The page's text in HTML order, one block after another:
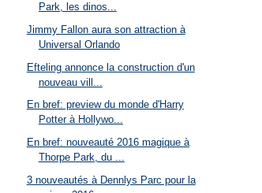
Park, les dinos...
Jimmy Fallon aura son attraction à
Universal Orlando
Efteling annonce la construction d'un
nouveau vill...
En bref: preview du monde d'Harry
Potter à Hollywo...
En bref: nouveauté 2016 magique à
Thorpe Park, du ...
3 nouveautés à Dennlys Parc pour la